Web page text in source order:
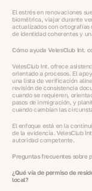
El estrés en renovaciones
biométrica, viajar durante
actualizados con ortografías
de identidad coherentes y
Cómo ayuda VelesClub Int.
VelesClub Int. ofrece
orientado a procesos. El
una lista de verificación
revisión de consistencia
cuando se requieren,
pasos de inmigración, y
cuando cambian las
El enfoque está en la
de la evidencia. VelesClub
autoridad competente.
Preguntas frecuentes sobre
¿Qué vía de permiso de
local?